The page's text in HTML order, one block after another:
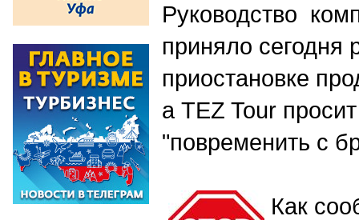
Руководство
приняло сегодня
приостановке
а TEZ Tour
"повременить с
Как